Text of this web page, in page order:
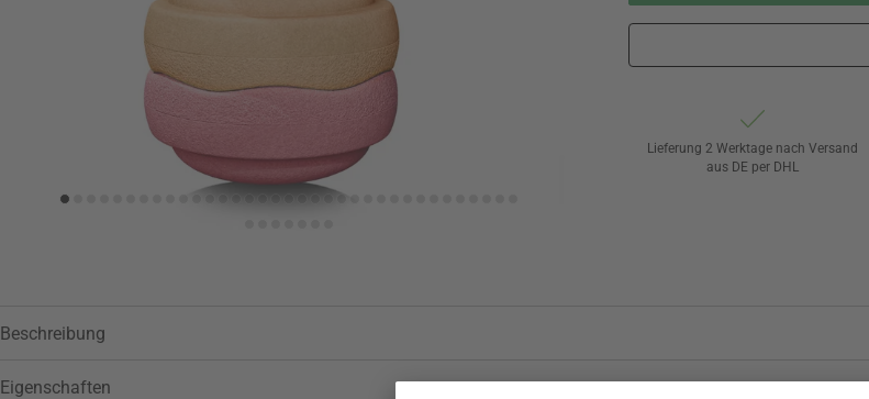
Lieferung 2 Werktage nach Versand
aus DE per DHL
Beschreibung
Eigenschaften